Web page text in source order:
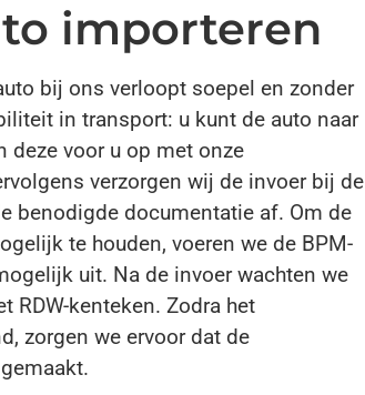
importeren
bij ons verloopt soepel en zonder
in transport: u kunt de auto naar
deze voor u op met onze
verzorgen wij de invoer bij de
benodigde documentatie af. Om de
te houden, voeren we de BPM-
uit. Na de invoer wachten we
RDW-kenteken. Zodra het
zorgen we ervoor dat de